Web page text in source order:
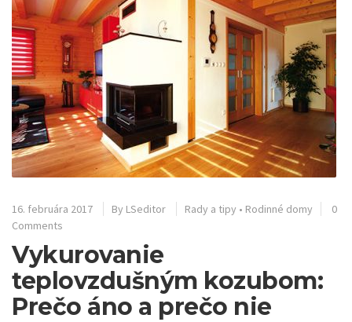
16. februára 2017 By LSeditor Rady a tipy • Rodinné domy
0
Comments
Vykurovanie
teplovzdušným kozubom:
Prečo áno a prečo nie